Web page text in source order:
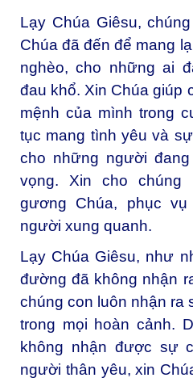
Lạy Chúa Giêsu,
Chúa đã đến để mang
nghèo, cho những ai
đau khổ. Xin Chúa giúp
mệnh của mình trong
tục mang tình yêu và
cho những người
vọng. Xin cho chúng
gương Chúa, phục
người xung quanh.
Lạy Chúa Giêsu, như
đường đã không nhận
chúng con luôn nhận ra
trong mọi hoàn cảnh.
không nhận được sự
người thân yêu, xin